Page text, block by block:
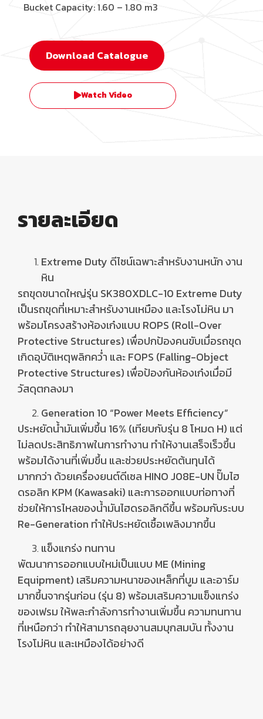
Bucket Capacity: 1.60 – 1.80 m3
Download Catalogue
Watch Video
รายละเอียด
Extreme Duty ดีไซน์เฉพาะสำหรับงานหนัก งาน
หิน
รถขุดขนาดใหญ่รุ่น SK380XDLC-10 Extreme Duty
เป็นรถขุดที่เหมาะสำหรับงานเหมือง และโรงโม่หิน มา
พร้อมโครงสร้างห้องเก๋งแบบ ROPS (Roll-Over
Protective Structures) เพื่อปกป้องคนขับเมื่อรถขุด
เกิดอุบัติเหตุพลิกคว่ำ และFOPS (Falling-Object
Protective Structures) เพื่อป้องกันห้องเก๋งเมื่อมี
วัสดุตกลงมา
Generation 10 “Power Meets Efficiency”
ประหยัดน้ำมันเพิ่มขึ้น 16% (เทียบกับรุ่น 8โหมด H) แต่
ไม่ลดประสิทธิภาพในการทำงาน ทำให้งานเสร็จเร็วขึ้น
พร้อมได้งานที่เพิ่มขึ้น และช่วยประหยัดต้นทุนได้
มากกว่า ด้วยเครื่องยนต์ดีเซล HINO J08E-UN ปั๊มไฮ
ดรอลิก KPM (Kawasaki) และการออกแบบท่อทางที่
ช่วยให้การไหลของน้ำมันไฮดรอลิกดีขึ้น พร้อมกับระบบ
Re-Generation ทำให้ประหยัดเชื้อเพลิงมากขึ้น
แข็งแกร่ง ทนทาน
พัฒนาการออกแบบใหม่เป็นแบบ ME (Mining
Equipment) เสริมความหนาของเหล็กที่บูม และอาร์ม
มากขึ้นจากรุ่นก่อน (รุ่น 8) พร้อมเสริมความแข็งแกร่ง
ของเฟรม ให้พละกำลังการทำงานเพิ่มขึ้น ความทนทาน
ที่เหนือกว่า ทำให้สามารถลุยงานสมบุกสมบัน ทั้งงาน
โรงโม่หิน และเหมืองได้อย่างดี